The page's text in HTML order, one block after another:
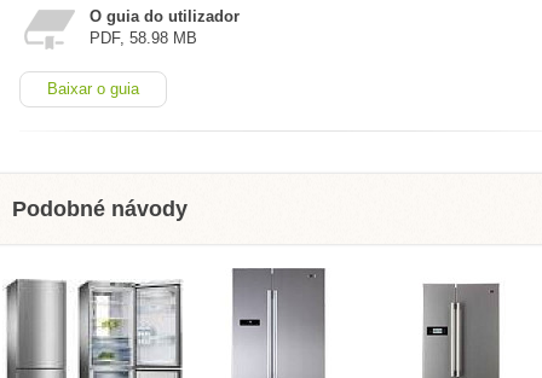
O guia do utilizador
PDF, 58.98 MB
Baixar o guia
Podobné návody